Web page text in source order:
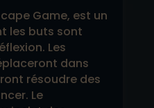
Game, est un
les buts sont
Les
dans
résoudre des
Le